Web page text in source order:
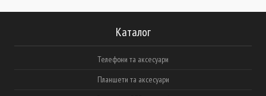
Каталог
Телефони та аксесуари
Планшети та аксесуари